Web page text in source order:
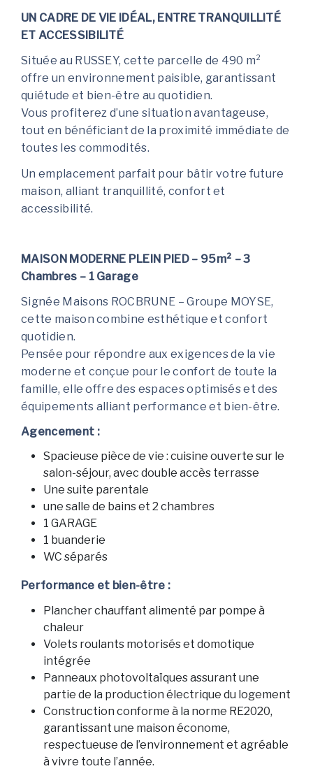
UN CADRE DE VIE IDÉAL, ENTRE TRANQUILLITÉ
ET ACCESSIBILITÉ
Située au RUSSEY, cette parcelle de 490 m²
offre un environnement paisible, garantissant
quiétude et bien-être au quotidien.
Vous profiterez d’une situation avantageuse,
tout en bénéficiant de la proximité immédiate de
toutes les commodités.
Un emplacement parfait pour bâtir votre future
maison, alliant tranquillité, confort et
accessibilité.
MAISON MODERNE PLEIN PIED – 95m² – 3
Chambres – 1 Garage
Signée Maisons ROCBRUNE – Groupe MOYSE,
cette maison combine esthétique et confort
quotidien.
Pensée pour répondre aux exigences de la vie
moderne et conçue pour le confort de toute la
famille, elle offre des espaces optimisés et des
équipements alliant performance et bien-être.
Agencement :
Spacieuse pièce de vie : cuisine ouverte sur le
salon-séjour, avec double accès terrasse
Une suite parentale
une salle de bains et 2 chambres
1 GARAGE
1 buanderie
WC séparés
Performance et bien-être :
Plancher chauffant alimenté par pompe à
chaleur
Volets roulants motorisés et domotique
intégrée
Panneaux photovoltaïques assurant une
partie de la production électrique du logement
Construction conforme à la norme RE2020,
garantissant une maison économe,
respectueuse de l’environnement et agréable
à vivre toute l’année.